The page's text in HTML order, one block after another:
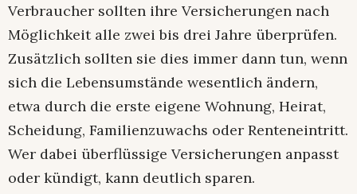
Verbraucher sollten ihre Versicherungen nach
Möglichkeit alle zwei bis drei Jahre überprüfen.
Zusätzlich sollten sie dies immer dann tun, wenn
sich die Lebensumstände wesentlich ändern,
etwa durch die erste eigene Wohnung, Heirat,
Scheidung, Familienzuwachs oder Renteneintritt.
Wer dabei überflüssige Versicherungen anpasst
oder kündigt, kann deutlich sparen.